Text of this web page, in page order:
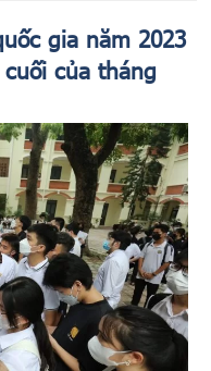
gia năm 2023
của tháng